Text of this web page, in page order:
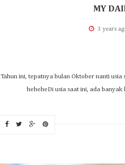
MY
3 years
Tahun ini, tepatnya bulan Oktober nanti
heheheDi usia saat ini, ada